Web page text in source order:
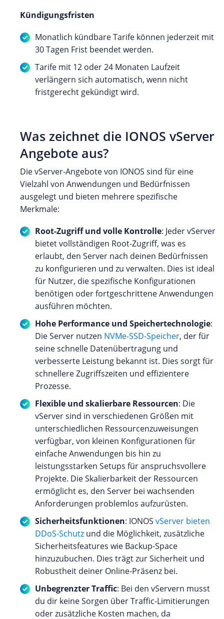
Kündigungsfristen
Monatlich kündbare Tarife können jederzeit mit
30 Tagen Frist beendet werden.
Tarife mit 12 oder 24 Monaten Laufzeit
verlängern sich automatisch, wenn nicht
fristgerecht gekündigt wird.
Was zeichnet die IONOS vServer
Angebote aus?
Die vServer-Angebote von IONOS sind für eine
Vielzahl von Anwendungen und Bedürfnissen
ausgelegt und bieten mehrere spezifische
Merkmale:
Root-Zugriff und volle Kontrolle: Jeder vServer
bietet vollständigen Root-Zugriff, was es
erlaubt, den Server nach deinen Bedürfnissen
zu konfigurieren und zu verwalten. Dies ist ideal
für Nutzer, die spezifische Konfigurationen
benötigen oder fortgeschrittene Anwendungen
ausführen möchten.
Hohe Performance und Speichertechnologie:
Die Server nutzen NVMe-SSD-Speicher, der für
seine schnelle Datenübertragung und
verbesserte Leistung bekannt ist. Dies sorgt für
schnellere Zugriffszeiten und effizientere
Prozesse.
Flexible und skalierbare Ressourcen: Die
vServer sind in verschiedenen Größen mit
unterschiedlichen Ressourcenzuweisungen
verfügbar, von kleinen Konfigurationen für
einfache Anwendungen bis hin zu
leistungsstarken Setups für anspruchsvollere
Projekte. Die Skalierbarkeit der Ressourcen
ermöglicht es, den Server bei wachsenden
Anforderungen problemlos aufzurüsten.
Sicherheitsfunktionen: IONOS vServer bieten
DDoS-Schutz und die Möglichkeit, zusätzliche
Sicherheitsfeatures wie Backup-Space
hinzuzubuchen. Dies trägt zur Sicherheit und
Robustheit deiner Online-Präsenz bei.
Unbegrenzter Traffic: Bei den vServern musst
du dir keine Sorgen über Traffic-Limitierungen
oder zusätzliche Kosten machen, da